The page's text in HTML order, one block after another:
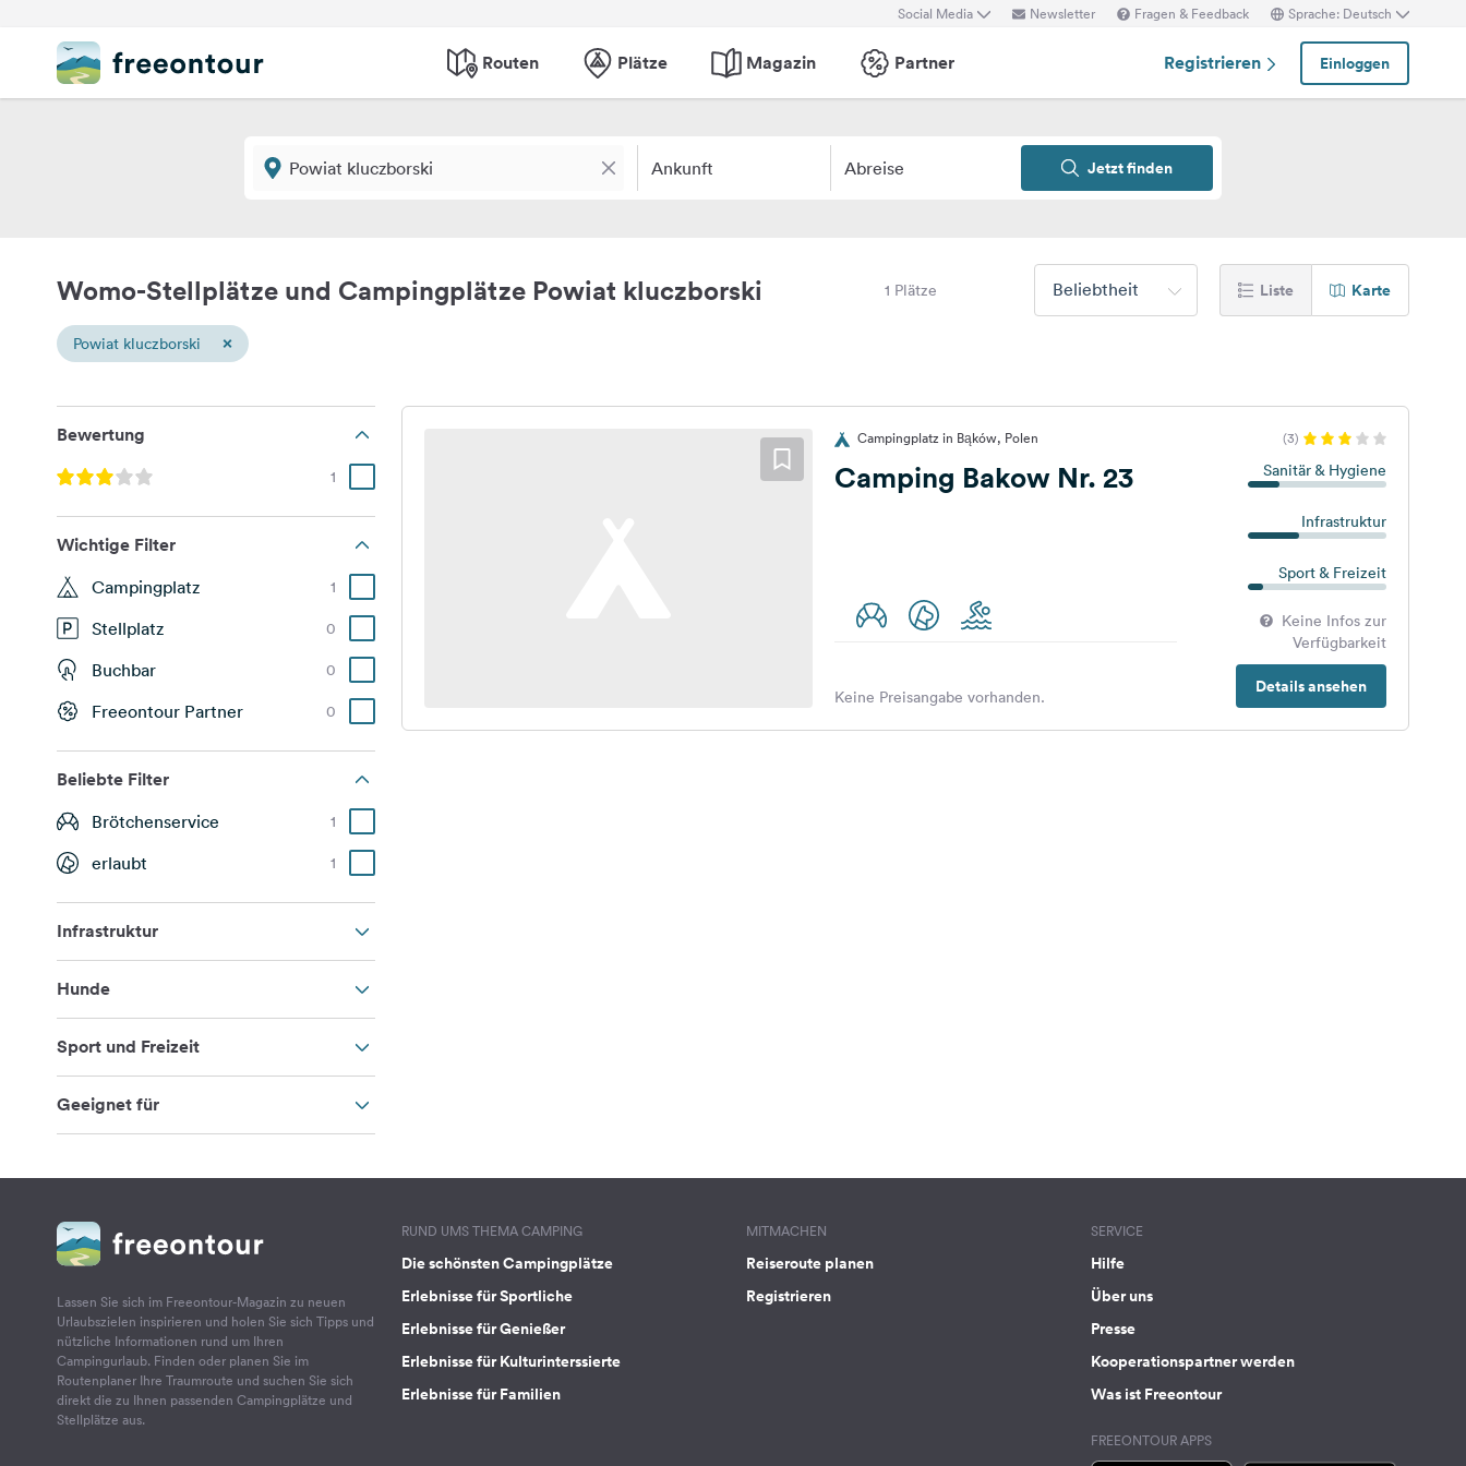
Social Media Newsletter Fragen & Feedback Sprache: Deutsch
Routen Plätze Magazin Partner Registrieren Einloggen
Ankunft Abreise Jetzt finden
Womo-Stellplätze und Campingplätze Powiat kluczborski 1 Plätze Beliebtheit Liste Karte
Powiat kluczborski ×
Bewertung
1
Wichtige Filter
Campingplatz 1
Stellplatz 0
Buchbar 0
Freeontour Partner 0
Beliebte Filter
Brötchenservice 1
erlaubt 1
Infrastruktur
Hunde
Sport und Freizeit
Geeignet für
Campingplatz in Bąków, Polen (3)
Camping Bakow Nr. 23 Sanitär & Hygiene
Infrastruktur
Sport & Freizeit
Keine Infos zur
Verfügbarkeit
Details ansehen
Keine Preisangabe vorhanden.
Lassen Sie sich im Freeontour-Magazin zu neuen
Urlaubszielen inspirieren und holen Sie sich Tipps und
nützliche Informationen rund um Ihren
Campingurlaub. Finden oder planen Sie im
Routenplaner Ihre Traumroute und suchen Sie sich
direkt die zu Ihnen passenden Campingplätze und
Stellplätze aus.
RUND UMS THEMA CAMPING
Die schönsten Campingplätze
Erlebnisse für Sportliche
Erlebnisse für Genießer
Erlebnisse für Kulturinterssierte
Erlebnisse für Familien
MITMACHEN
Reiseroute planen
Registrieren
SERVICE
Hilfe
Über uns
Presse
Kooperationspartner werden
Was ist Freeontour
FREEONTOUR APPS